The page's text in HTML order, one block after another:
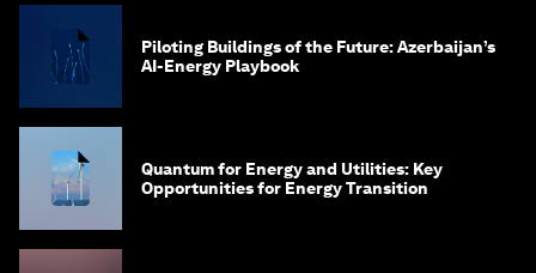
Piloting Buildings of the Future: Azerbaijan’s
AI-Energy Playbook
Quantum for Energy and Utilities: Key
Opportunities for Energy Transition